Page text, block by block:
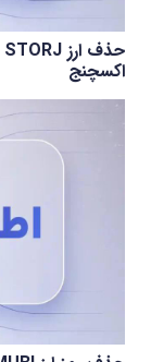
اکسچنج